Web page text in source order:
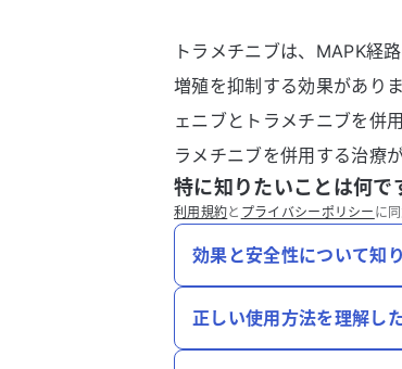
トラメチニブは、MAPK経
増殖を抑制する効果があり
ェニブとトラメチニブを併
ラメチニブを併用する治療
特に知りたいことは何で
利用規約と プライバシーポリシー に
効果と安全性について知
正しい使用方法を理解し